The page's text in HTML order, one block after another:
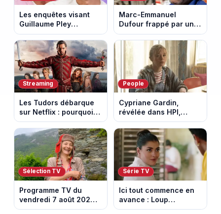
Les enquêtes visant
Guillaume Pley
poussent Ragnar Le
Breton à quitter la
tournée Legend
Marc-Emmanuel
Dufour frappé par un
terrible incendie : son
chalet part en fumée
Streaming
Les Tudors débarque
sur Netflix : pourquoi la
série n’a rien perdu de
son pouvoir
People
Cypriane Gardin,
révélée dans HPI,
lance une cagnotte
après des difficultés
financières
Sélection TV
Programme TV du
vendredi 7 août 2026 :
notre sélection pour
Série TV
Ici tout commence en
avance : Loup
découvre la trahison